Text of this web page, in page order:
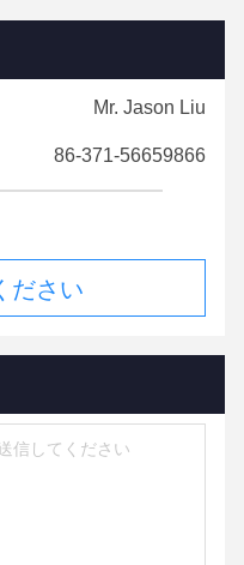
Mr. Jason Liu
86-371-56659866
ださい